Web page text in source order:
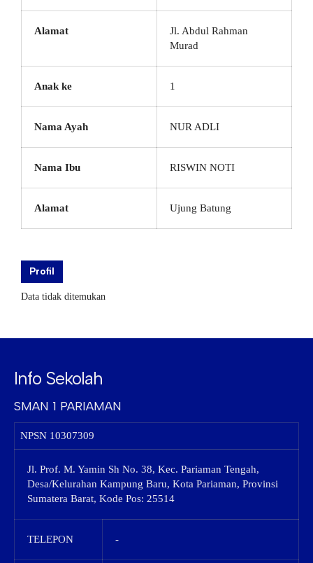
Alamat
Jl. Abdul Rahman
Murad
Anak ke 1
Nama Ayah NUR ADLI
Nama Ibu RISWIN NOTI
Alamat Ujung Batung
Profil
Data tidak ditemukan
Info Sekolah
SMAN 1 PARIAMAN
NPSN 10307309
Jl. Prof. M. Yamin Sh No. 38, Kec. Pariaman Tengah,
Desa/Kelurahan Kampung Baru, Kota Pariaman, Provinsi
Sumatera Barat, Kode Pos: 25514
TELEPON -